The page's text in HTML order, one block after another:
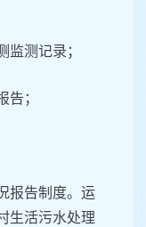
监测记录；
告；
报告制度。运
生活污水处理